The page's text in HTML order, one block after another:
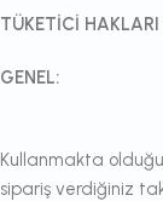
TÜKETİCİ
GENEL:
Kullanmakta
sipariş verdiğiniz